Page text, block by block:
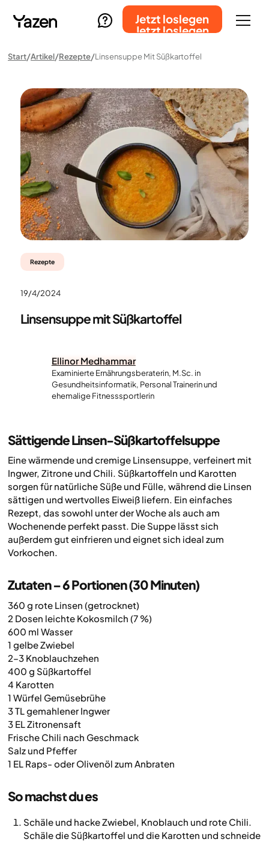
Jetzt loslegen
Jetzt loslegen
Start Artikel Rezepte Linsensuppe Mit Süßkartoffel
Rezepte
19/4/2024
Linsensuppe mit Süßkartoffel
Ellinor Medhammar
Examinierte Ernährungsberaterin, M.Sc. in
Gesundheitsinformatik, Personal Trainerin und
ehemalige Fitnesssportlerin
Sättigende Linsen-Süßkartoffelsuppe
Eine wärmende und cremige Linsensuppe, verfeinert mit
Ingwer, Zitrone und Chili. Süßkartoffeln und Karotten
sorgen für natürliche Süße und Fülle, während die Linsen
sättigen und wertvolles Eiweiß liefern. Ein einfaches
Rezept, das sowohl unter der Woche als auch am
Wochenende perfekt passt. Die Suppe lässt sich
außerdem gut einfrieren und eignet sich ideal zum
Vorkochen.
Zutaten – 6 Portionen (30 Minuten)
360 g rote Linsen (getrocknet)
2 Dosen leichte Kokosmilch (7 %)
600 ml Wasser
1 gelbe Zwiebel
2–3 Knoblauchzehen
400 g Süßkartoffel
4 Karotten
1 Würfel Gemüsebrühe
3 TL gemahlener Ingwer
3 EL Zitronensaft
Frische Chili nach Geschmack
Salz und Pfeffer
1 EL Raps- oder Olivenöl zum Anbraten
So machst du es
Schäle und hacke Zwiebel, Knoblauch und rote Chili.
Schäle die Süßkartoffel und die Karotten und schneide